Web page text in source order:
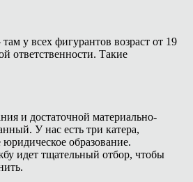
у всех фигурантов возраст от 19
ответственности. Такие
и достаточной материально-
У нас есть три катера,
образование.
идет тщательный отбор, чтобы